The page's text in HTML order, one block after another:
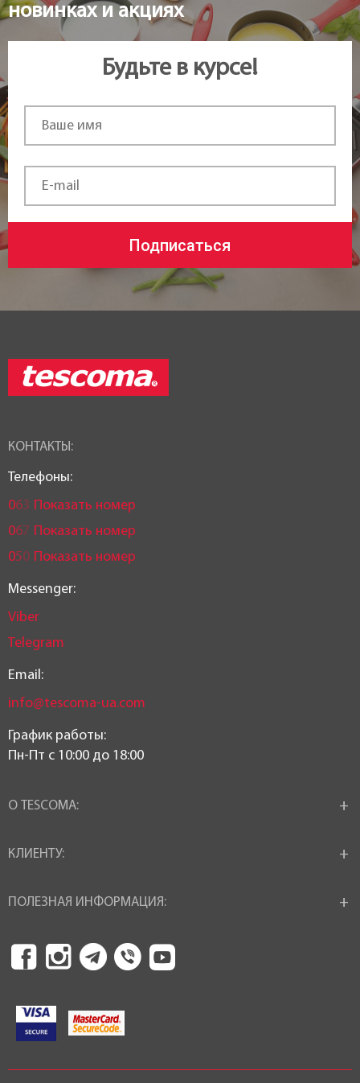
новинках и акциях
Будьте в курсе!
Подписаться
КОНТАКТЫ:
Телефоны:
063 Показать номер
067 Показать номер
050 Показать номер
Messenger:
Viber
Telegram
Email:
info@tescoma-ua.com
График работы:
Пн-Пт c 10:00 до 18:00
О TESCOMA:
КЛИЕНТУ:
ПОЛЕЗНАЯ ИНФОРМАЦИЯ: